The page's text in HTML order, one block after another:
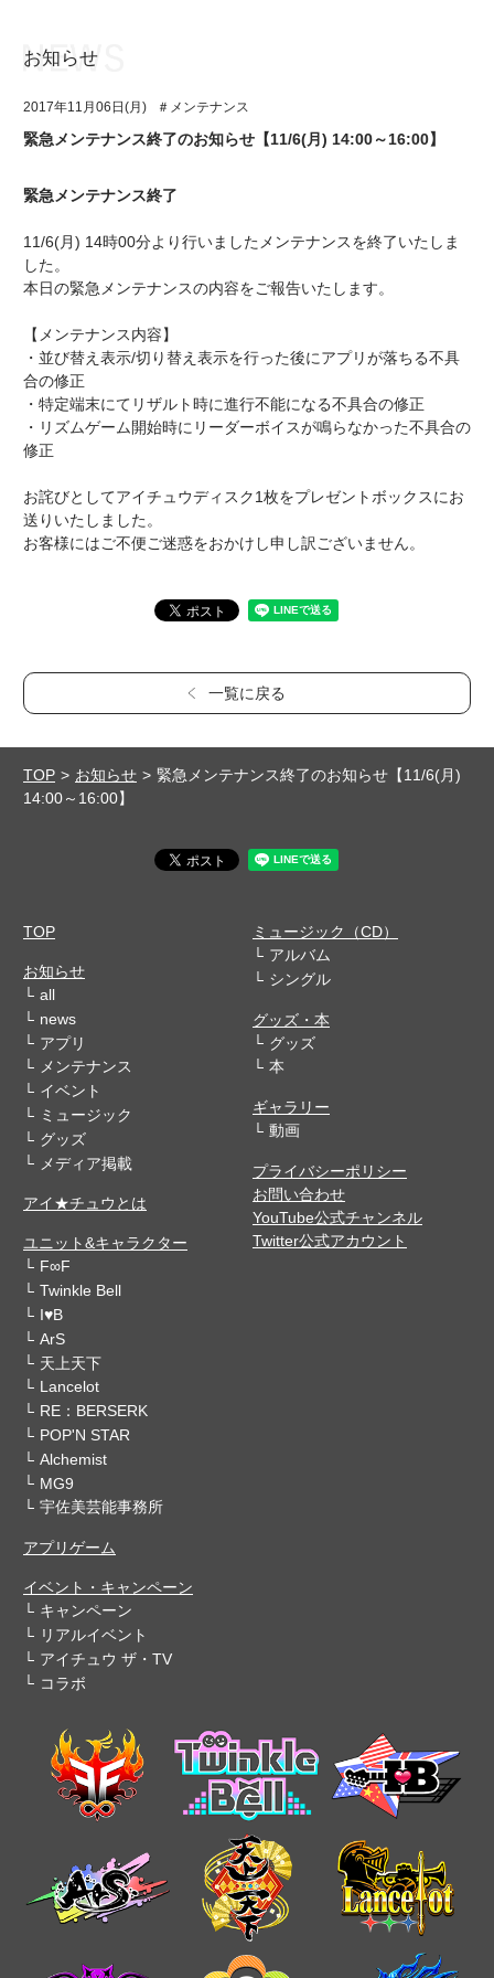
イベント・キャンペーン
ミュージック
グッズ・本
ギャラリー
アプリゲーム
イベント・キャンペーン
ミュージック
グッズ・本
ギャラリー
お知らせ
2017年11月06日(月) ＃メンテナンス
緊急メンテナンス終了のお知らせ【11/6(月) 14:00～16:00】
緊急メンテナンス終了
11/6(月) 14時00分より行いましたメンテナンスを終了いたしま
した。
本日の緊急メンテナンスの内容をご報告いたします。
【メンテナンス内容】
・並び替え表示/切り替え表示を行った後にアプリが落ちる不具
合の修正
・特定端末にてリザルト時に進行不能になる不具合の修正
・リズムゲーム開始時にリーダーボイスが鳴らなかった不具合の
修正
お詫びとしてアイチュウディスク1枚をプレゼントボックスにお
送りいたしました。
お客様にはご不便ご迷惑をおかけし申し訳ございません。
一覧に戻る
TOP お知らせ
緊急メンテナンス終了のお知らせ【11/6(月)
14:00～16:00】
TOP
お知らせ
all
news
アプリ
メンテナンス
イベント
ミュージック
グッズ
メディア掲載
アイ★チュウとは
ユニット&キャラクター
F∞F
Twinkle Bell
I♥B
ArS
天上天下
Lancelot
RE：BERSERK
POP'N STAR
Alchemist
MG9
宇佐美芸能事務所
アプリゲーム
イベント・キャンペーン
キャンペーン
リアルイベント
アイチュウ ザ・TV
コラボ
ミュージック（CD）
アルバム
シングル
グッズ・本
グッズ
本
ギャラリー
動画
プライバシーポリシー
お問い合わせ
YouTube公式チャンネル
Twitter公式アカウント